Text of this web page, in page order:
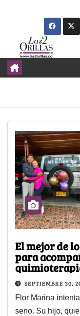
El mejor de
para
SEPTIEMBRE 30,
Flor Marina
seno. Su hijo,